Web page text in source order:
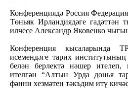
Конференциядә Россия
Төньяк Ирландиядәге гадәттән
илчесе Александр Яковенко
Конференция
исемендәге тарих
белән берлектә нәшер ителеп,
ителгән “Алтын Урда дөнья
фәнни хезмәтен тәкъдим итү